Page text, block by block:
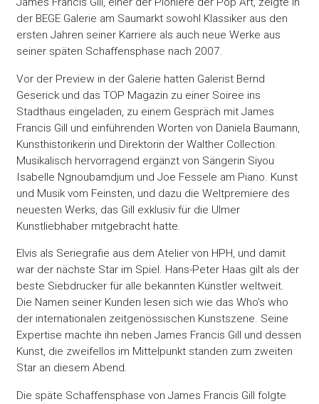
der BEGE Galerie am Saumarkt sowohl Klassiker aus den
ersten Jahren seiner Karriere als auch neue Werke aus
seiner späten Schaffensphase nach 2007.
Vor der Preview in der Galerie hatten Galerist Bernd
Geserick und das TOP Magazin zu einer Soiree ins
Stadthaus eingeladen, zu einem Gespräch mit James
Francis Gill und einführenden Worten von Daniela Baumann,
Kunsthistorikerin und Direktorin der Walther Collection.
Musikalisch hervorragend ergänzt von Sängerin Siyou
Isabelle Ngnoubamdjum und Joe Fessele am Piano. Kunst
und Musik vom Feinsten, und dazu die Weltpremiere des
neuesten Werks, das Gill exklusiv für die Ulmer
Kunstliebhaber mitgebracht hatte.
Elvis als Seriegrafie aus dem Atelier von HPH, und damit
war der nächste Star im Spiel. Hans-Peter Haas gilt als der
beste Siebdrucker für alle bekannten Künstler weltweit.
Die Namen seiner Kunden lesen sich wie das Who’s who
der internationalen zeitgenössischen Kunstszene. Seine
Expertise machte ihn neben James Francis Gill und dessen
Kunst, die zweifellos im Mittelpunkt standen zum zweiten
Star an diesem Abend.
Die späte Schaffensphase von James Francis Gill folgte